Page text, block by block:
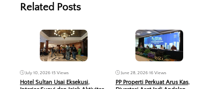
Related Posts
July 10, 2026•15 Views
Hotel Sultan Usai Eksekusi,
June 28, 2026•16 Views
PP Properti Perkuat Arus Kas,